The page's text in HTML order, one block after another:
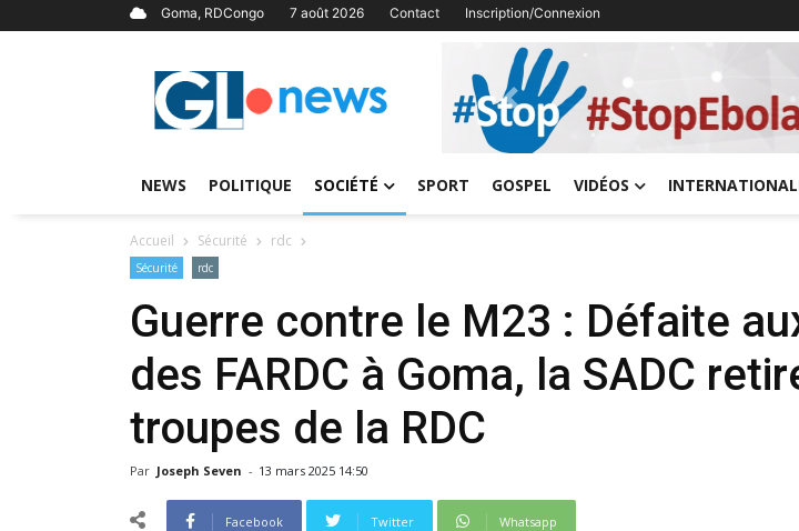
Goma, RDCongo 7 août 2026 Contact Inscription/Connexion
Previous
NEWS POLITIQUE SOCIÉTÉ SPORT GOSPEL VIDÉOS
Accueil Sécurité rdc
Sécurité rdc
Guerre contre le M23 : Défaite
des FARDC à Goma, la SADC
troupes de la RDC
Par Joseph Seven - 13 mars 2025 14:50
Facebook Twitter Whatsapp